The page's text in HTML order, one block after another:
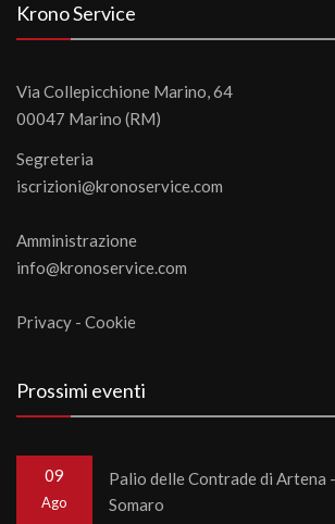
Krono Service
Via Collepicchione Marino, 64
00047 Marino (RM)
Segreteria
iscrizioni@kronoservice.com
Amministrazione
info@kronoservice.com
Privacy - Cookie
Prossimi eventi
09
Ago
Palio delle Contrade di Artena
Somaro